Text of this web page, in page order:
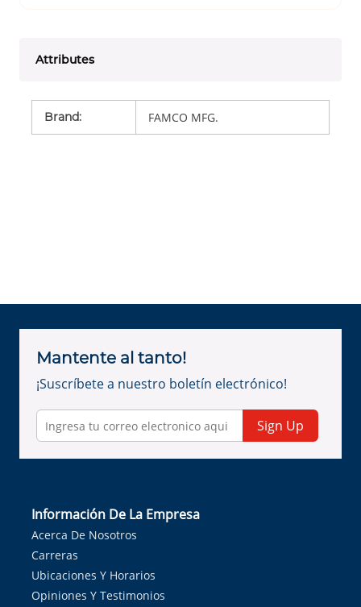
Attributes
Brand: FAMCO MFG.
Mantente al tanto!
¡Suscríbete a nuestro boletín electrónico!
Sign Up
Información De La Empresa
Acerca De Nosotros
Carreras
Ubicaciones Y Horarios
Opiniones Y Testimonios